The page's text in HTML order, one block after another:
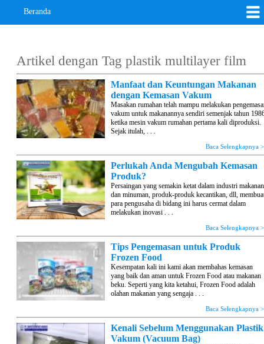
Beranda
Artikel dengan Tagplastik multilayer film
Manfaat dan Keuntungan Makanan
dengan Kemasan Vakum
Masakan rumahan telah mampu melakukan
vakum untuk makanannya sendiri semenjak tahun
ketika mesin vakum rumahan pertama kali diproduksi.
Sejak itulah, . . .
Baca Selengkapnya
Perlukah Anda Mengubah Kemasan
Produk?
Persaingan yang semakin ketat dalam industri makanan
dan minuman, produk-produk kecantikan, dll,
para pengusaha di bidang ini harus cermat dalam
melakukan inovasi . . .
Baca Selengkapnya
Tips Pengemasan untuk Produk
Frozen Food
Kesempatan kali ini kami akan membahas kemasan
yang baik dan aman untuk Frozen Food atau makanan
beku. Seperti yang kita ketahui, Frozen Food adalah
olahan makanan yang sengaja . . .
Baca Selengkapnya
Kenali Sebelum Menggunakan Plastik
Vakum (Vacuum Bag)